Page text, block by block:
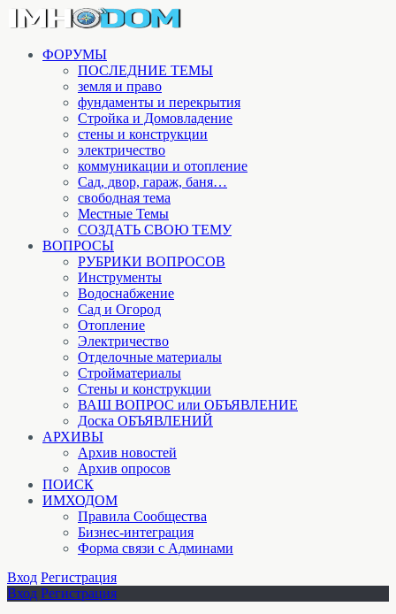
ФОРУМЫ
ПОСЛЕДНИЕ ТЕМЫ
земля и право
фундаменты и перекрытия
Стройка и Домовладение
стены и конструкции
электричество
коммуникации и отопление
Cад, двор, гараж, баня…
свободная тема
Местные Темы
СОЗДАТЬ СВОЮ ТЕМУ
ВОПРОСЫ
РУБРИКИ ВОПРОСОВ
Инструменты
Водоснабжение
Сад и Огород
Отопление
Электричество
Отделочные материалы
Стройматериалы
Стены и конструкции
ВАШ ВОПРОС или ОБЪЯВЛЕНИЕ
Доска ОБЪЯВЛЕНИЙ
АРХИВЫ
Архив новостей
Архив опросов
ПОИСК
ИМХОДОМ
Правила Сообщества
Бизнес-интеграция
Форма связи с Админами
Вход Регистрация
Вход Регистрация